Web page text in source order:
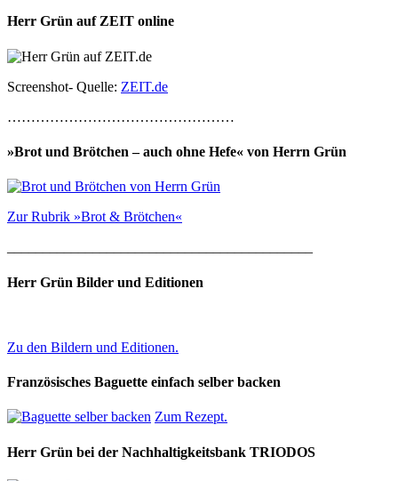
Herr Grün auf ZEIT online
Screenshot- Quelle: ZEIT.de
…………………………………………
»Brot und Brötchen – auch ohne Hefe« von Herrn Grün
Zur Rubrik »Brot & Brötchen«
Herr Grün Bilder und Editionen
Zu den Bildern und Editionen.
Französisches Baguette einfach selber backen
Zum Rezept.
Herr Grün bei der Nachhaltigkeitsbank TRIODOS